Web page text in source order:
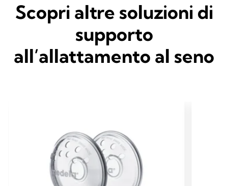
Scopri altre soluzioni di
supporto
all’allattamento al seno